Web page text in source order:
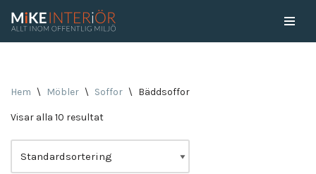
Hem \ Möbler \ Soffor \ Bäddsoffor
Visar alla 10 resultat